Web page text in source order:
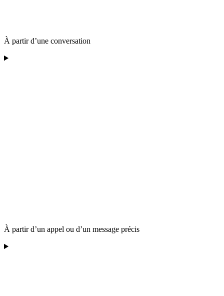
À partir d’une conversation
À partir d’un appel ou d’un message précis